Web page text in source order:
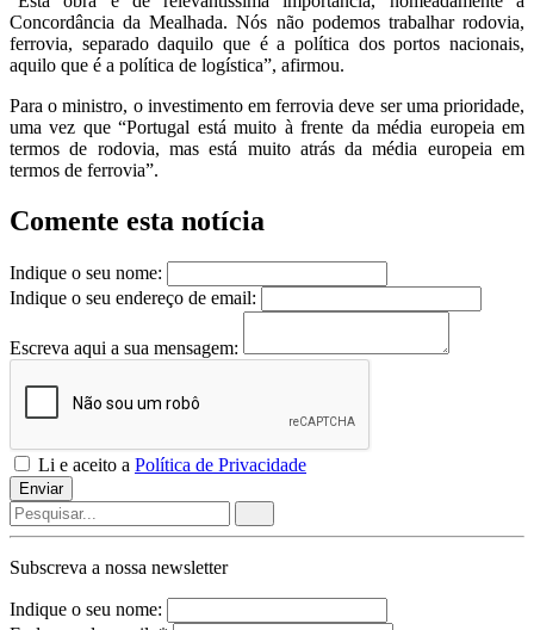
Concordância da Mealhada. Nós não podemos trabalhar rodovia,
ferrovia, separado daquilo que é a política dos portos nacionais,
aquilo que é a política de logística”, afirmou.
Para o ministro, o investimento em ferrovia deve ser uma prioridade,
uma vez que “Portugal está muito à frente da média europeia em
termos de rodovia, mas está muito atrás da média europeia em
termos de ferrovia”.
Comente esta notícia
Indique o seu nome:
Indique o seu endereço de email:
Escreva aqui a sua mensagem:
Li e aceito a Política de Privacidade
Enviar
Subscreva a nossa newsletter
Indique o seu nome: